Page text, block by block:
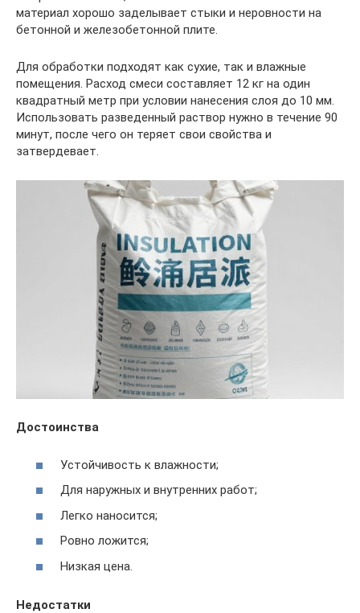
материал хорошо заделывает стыки и неровности на
бетонной и железобетонной плите.
Для обработки подходят как сухие, так и влажные
помещения. Расход смеси составляет 12 кг на один
квадратный метр при условии нанесения слоя до 10 мм.
Использовать разведенный раствор нужно в течение 90
минут, после чего он теряет свои свойства и
затвердевает.
Достоинства
Устойчивость к влажности;
Для наружных и внутренних работ;
Легко наносится;
Ровно ложится;
Низкая цена.
Недостатки